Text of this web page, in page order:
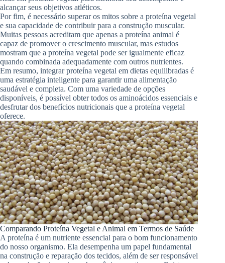
alcançar seus objetivos atléticos.
Por fim, é necessário superar os mitos sobre a proteína vegetal
e sua capacidade de contribuir para a construção muscular.
Muitas pessoas acreditam que apenas a proteína animal é
capaz de promover o crescimento muscular, mas estudos
mostram que a proteína vegetal pode ser igualmente eficaz
quando combinada adequadamente com outros nutrientes.
Em resumo, integrar proteína vegetal em dietas equilibradas é
uma estratégia inteligente para garantir uma alimentação
saudável e completa. Com uma variedade de opções
disponíveis, é possível obter todos os aminoácidos essenciais e
desfrutar dos benefícios nutricionais que a proteína vegetal
oferece.
Comparando Proteína Vegetal e Animal em Termos de Saúde
A proteína é um nutriente essencial para o bom funcionamento
do nosso organismo. Ela desempenha um papel fundamental
na construção e reparação dos tecidos, além de ser responsável